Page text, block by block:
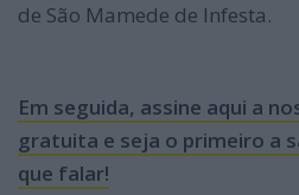
de São Mamede de Infesta.
Em seguida, assine aqui a
gratuita e seja o primeiro a
que falar!